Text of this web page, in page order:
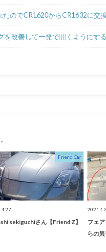
のでCR1620からCR1632に交
を改善して一発で開くようにす
Friend Car
sekiguchiさん【Friend Z】
フェ
らの